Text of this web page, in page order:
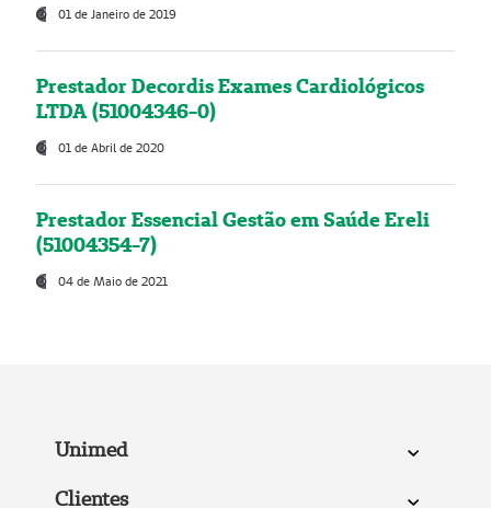
01 de Janeiro de 2019
Prestador Decordis Exames Cardiológicos
LTDA (51004346-0)
01 de Abril de 2020
Prestador Essencial Gestão em Saúde Ereli
(51004354-7)
04 de Maio de 2021
Unimed
Clientes